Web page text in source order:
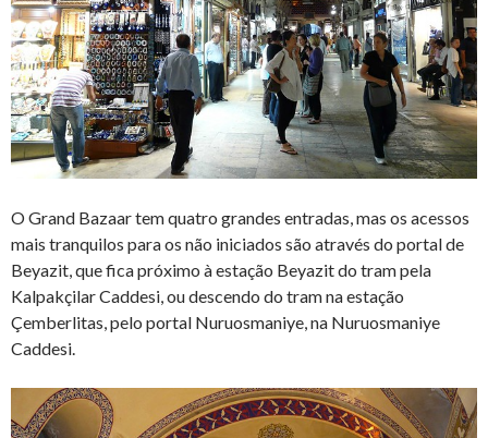
O Grand Bazaar tem quatro grandes entradas, mas os acessos
mais tranquilos para os não iniciados são através do portal de
Beyazit, que fica próximo à estação Beyazit do tram pela
Kalpakçilar Caddesi, ou descendo do tram na estação
Çemberlitas, pelo portal Nuruosmaniye, na Nuruosmaniye
Caddesi.